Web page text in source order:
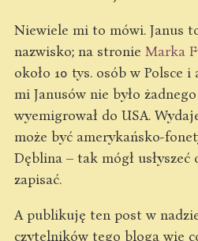
Niewiele mi to mówi. Janus
nazwisko; na stronie Marka
około 10 tys. osób w Polsce
mi Janusów nie było
wyemigrował do USA.
może być amerykańsko-
Dęblina – tak mógł
zapisać.
A publikuję ten post w
czytelników tego bloga wie